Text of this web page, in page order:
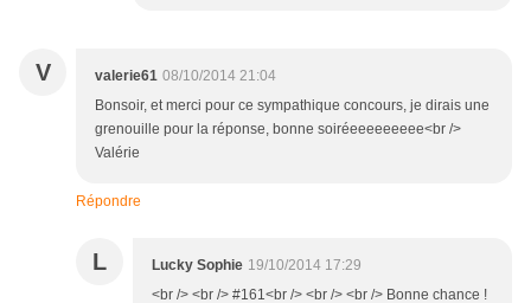
V valerie61 08/10/2014 21:04
Bonsoir, et merci pour ce sympathique concours, je dirais une
grenouille pour la réponse, bonne soiréeeeeeeeee<br />
Valérie
Répondre
L Lucky Sophie 19/10/2014 17:29
<br /> <br /> #161<br /> <br /> <br /> Bonne chance !